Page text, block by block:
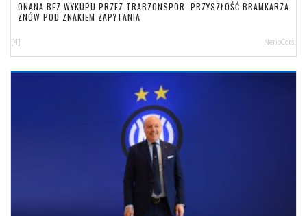
ONANA BEZ WYKUPU PRZEZ TRABZONSPOR. PRZYSZŁOŚĆ BRAMKARZA
ZNÓW POD ZNAKIEM ZAPYTANIA
[4] NerioCorsi